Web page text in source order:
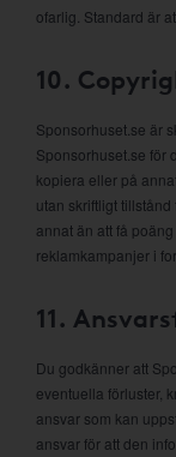
ofarlig. Standard är
10.
Sponsorhuset.se är
Sponsorhuset.se för
kopiera eller på
utan skriftligt
annat än att få
reklamkampanjer i
11.
Du godkänner att
eventuella förluster,
ansvar som kan
ansvar för att den